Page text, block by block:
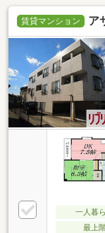
賃貸マンション ア
一人暮
最上